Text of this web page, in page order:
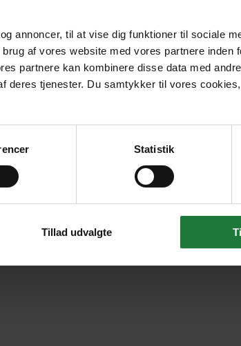
annoncer, til at vise dig funktioner til sociale
af vores website med vores partnere inden
partnere kan kombinere disse data med
deres tjenester. Du samtykker til vores
Statistik
Tillad udvalgte